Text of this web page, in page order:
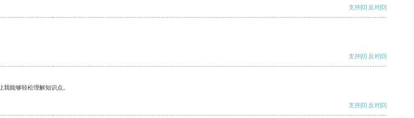
支持[0] 反对[0]
支持[0] 反对[0]
能够轻松理解知识点。
支持[0] 反对[0]